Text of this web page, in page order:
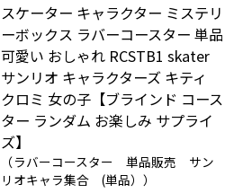
スケーター キャラクター ミステリ
ーボックス ラバーコースター 単品
可愛い おしゃれ RCSTB1 skater
サンリオ キャラクターズ キティ
クロミ 女の子【ブラインド コース
ター ランダム お楽しみ サプライ
ズ】
（ラバーコースター 単品販売 サン
リオキャラ集合 (単品））